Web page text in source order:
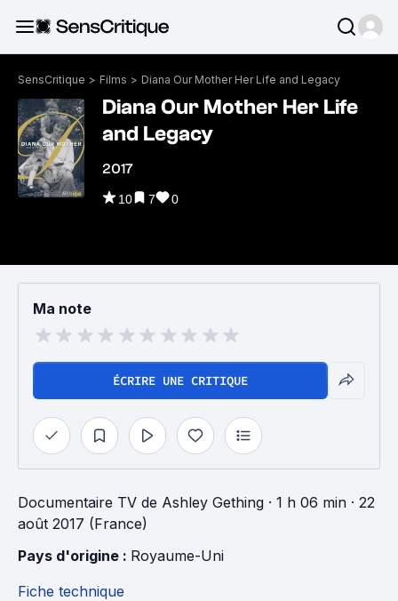
SensCritique > Films > Diana Our Mother Her Life and Legacy
Diana Our Mother Her Life
and Legacy
2017
10 7 0
Ma note
ÉCRIRE UNE CRITIQUE
Documentaire TV de Ashley Gething · 1 h 06 min · 22
août 2017 (France)
Pays d'origine : Royaume-Uni
Fiche technique